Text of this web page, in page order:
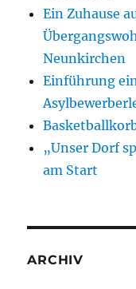
Ein Zuhause
Neunkirchen
Einführung
„Unser Dorf
am Start
ARCHIV